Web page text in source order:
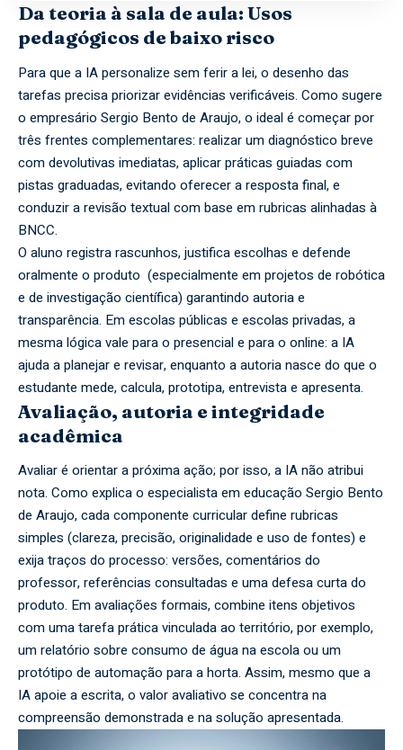
Da teoria à sala de aula: Usos
pedagógicos de baixo risco
Para que a IA personalize sem ferir a lei, o desenho das
tarefas precisa priorizar evidências verificáveis. Como sugere
o empresário Sergio Bento de Araujo, o ideal é começar por
três frentes complementares: realizar um diagnóstico breve
com devolutivas imediatas, aplicar práticas guiadas com
pistas graduadas, evitando oferecer a resposta final, e
conduzir a revisão textual com base em rubricas alinhadas à
BNCC.
O aluno registra rascunhos, justifica escolhas e defende
oralmente o produto (especialmente em projetos de robótica
e de investigação científica) garantindo autoria e
transparência. Em escolas públicas e escolas privadas, a
mesma lógica vale para o presencial e para o online: a IA
ajuda a planejar e revisar, enquanto a autoria nasce do que o
estudante mede, calcula, prototipa, entrevista e apresenta.
Avaliação, autoria e integridade
acadêmica
Avaliar é orientar a próxima ação; por isso, a IA não atribui
nota. Como explica o especialista em educação Sergio Bento
de Araujo, cada componente curricular define rubricas
simples (clareza, precisão, originalidade e uso de fontes) e
exija traços do processo: versões, comentários do
professor, referências consultadas e uma defesa curta do
produto. Em avaliações formais, combine itens objetivos
com uma tarefa prática vinculada ao território, por exemplo,
um relatório sobre consumo de água na escola ou um
protótipo de automação para a horta. Assim, mesmo que a
IA apoie a escrita, o valor avaliativo se concentra na
compreensão demonstrada e na solução apresentada.